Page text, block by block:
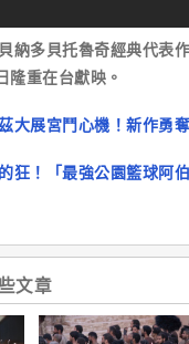
納多貝托魯奇經典代表
隆重在台獻映。
大展宮鬥心機！新作勇
狂！「最強公園籃球阿
文章